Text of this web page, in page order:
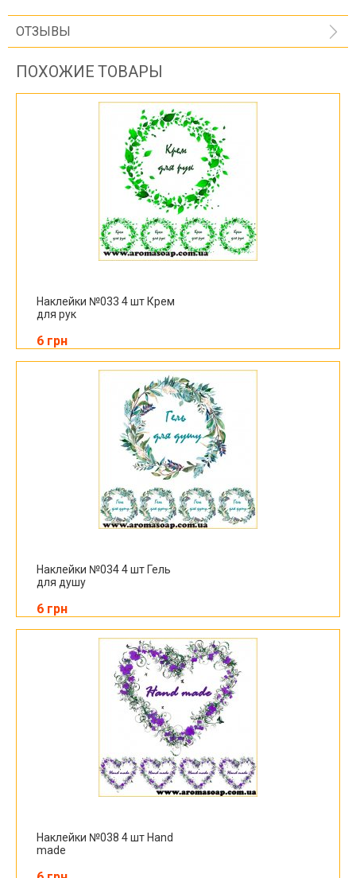
ОТЗЫВЫ
ПОХОЖИЕ ТОВАРЫ
Наклейки №033 4 шт Крем
для рук
6 грн
Наклейки №034 4 шт Гель
для душу
6 грн
Наклейки №038 4 шт Hand
made